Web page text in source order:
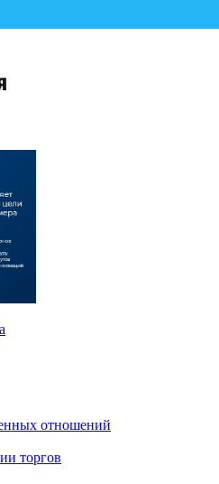
отношений
торгов